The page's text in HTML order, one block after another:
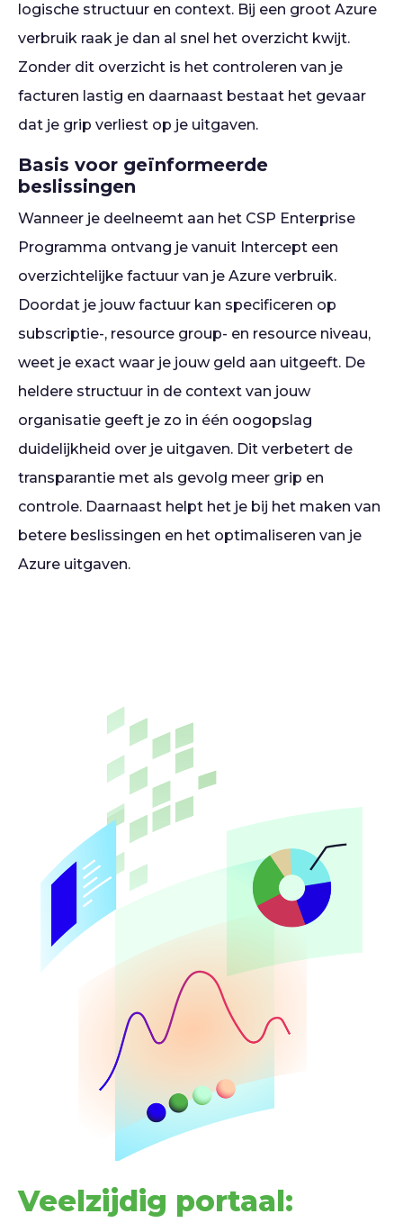
logische structuur en context. Bij een groot Azure
verbruik raak je dan al snel het overzicht kwijt.
Zonder dit overzicht is het controleren van je
facturen lastig en daarnaast bestaat het gevaar
dat je grip verliest op je uitgaven.
Basis voor geïnformeerde
beslissingen
Wanneer je deelneemt aan het CSP Enterprise
Programma ontvang je vanuit Intercept een
overzichtelijke factuur van je Azure verbruik.
Doordat je jouw factuur kan specificeren op
subscriptie-, resource group- en resource niveau,
weet je exact waar je jouw geld aan uitgeeft. De
heldere structuur in de context van jouw
organisatie geeft je zo in één oogopslag
duidelijkheid over je uitgaven. Dit verbetert de
transparantie met als gevolg meer grip en
controle. Daarnaast helpt het je bij het maken van
betere beslissingen en het optimaliseren van je
Azure uitgaven.
Veelzijdig portaal: